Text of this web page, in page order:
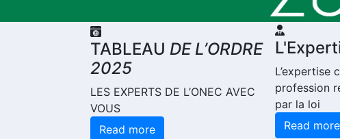
TABLEAU DE L’ORDRE
2025
LES EXPERTS DE L’ONEC AVEC
VOUS
Read more
L’expertise
profession
par la loi
Read more